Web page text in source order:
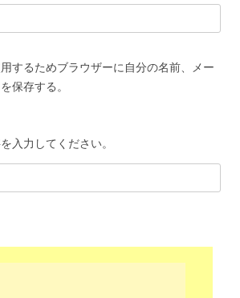
するためブラウザーに自分の名前、メー
保存する。
入力してください。